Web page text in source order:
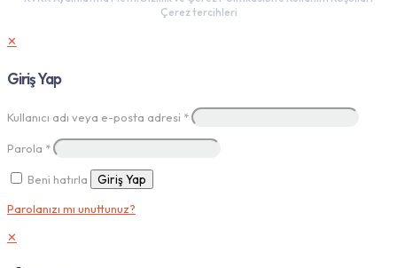
Çerez tercihleri
✕
Giriş Yap
Kullanıcı adı veya e-posta adresi *
Parola *
Beni hatırla Giriş Yap
Parolanızı mı unuttunuz?
✕